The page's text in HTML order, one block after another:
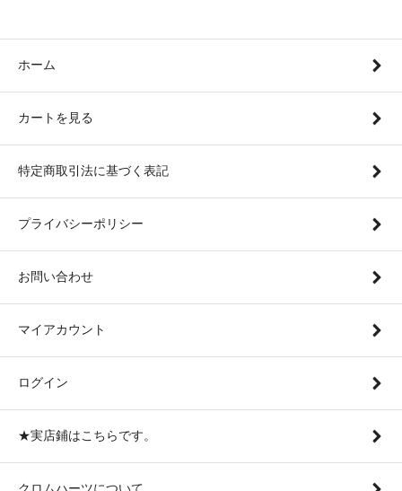
ホーム
カートを見る
特定商取引法に基づく表記
プライバシーポリシー
お問い合わせ
マイアカウント
ログイン
★実店鋪はこちらです。
クロムハーツについて